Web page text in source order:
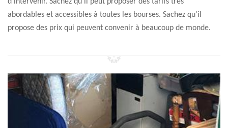
abordables et accessibles à toutes les bourses. Sachez qu'il
propose des prix qui peuvent convenir à beaucoup de monde.